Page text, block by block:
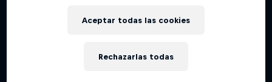
Rechazarlas todas
Aceptar todas las cookies